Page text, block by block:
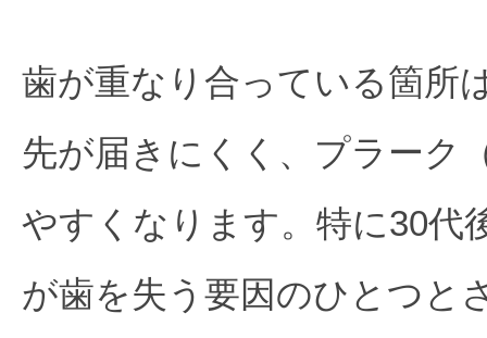
歯が重なり合っている箇所
先が届きにくく、プラーク
やすくなります。特に30代
が歯を失う要因のひとつと